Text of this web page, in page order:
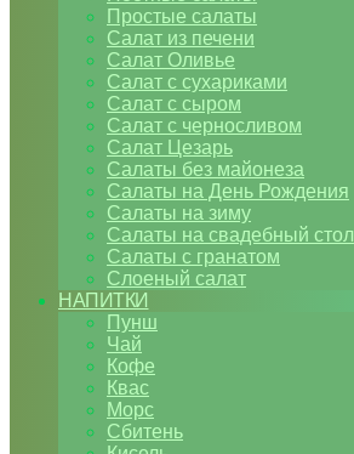
Простые салаты
Салат из печени
Салат Оливье
Салат с сухариками
Салат с сыром
Салат с черносливом
Салат Цезарь
Салаты без майонеза
Салаты на День Рождения
Салаты на зиму
Салаты на свадебный стол
Салаты с гранатом
Слоеный салат
НАПИТКИ
Пунш
Чай
Кофе
Квас
Морс
Сбитень